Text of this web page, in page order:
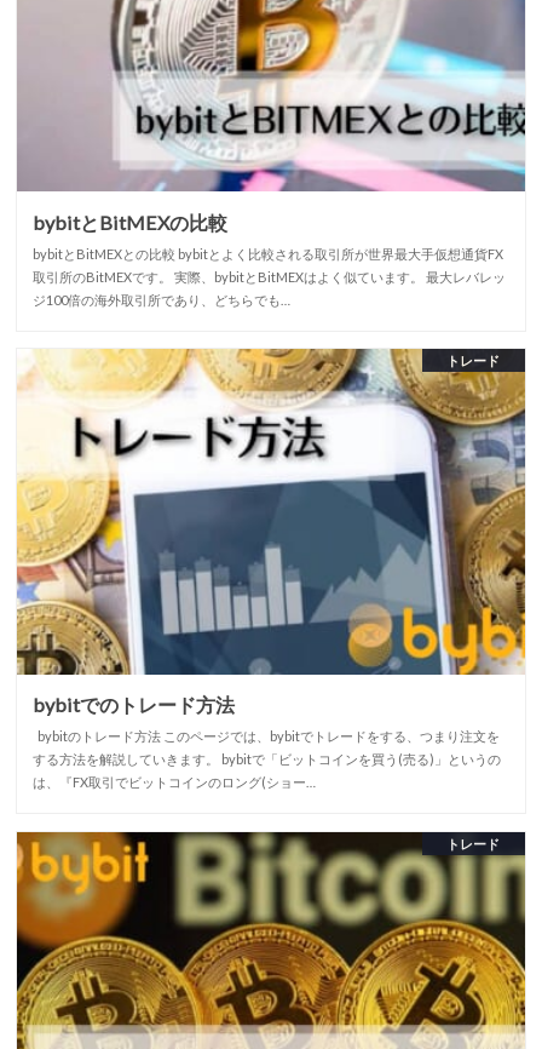
bybitとBitMEXの比較
bybitとBitMEXとの比較 bybitとよく比較される取引所が世界最大手仮想通貨FX
取引所のBitMEXです。 実際、bybitとBitMEXはよく似ています。 最大レバレッ
ジ100倍の海外取引所であり、どちらでも…
トレード
bybitでのトレード方法
bybitのトレード方法 このページでは、bybitでトレードをする、つまり注文を
する方法を解説していきます。 bybitで「ビットコインを買う(売る)」というの
は、『FX取引でビットコインのロング(ショー…
トレード